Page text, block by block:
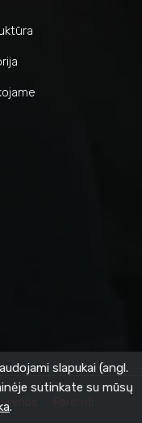
slapukai (angl.
sutinkate su mūsų
.